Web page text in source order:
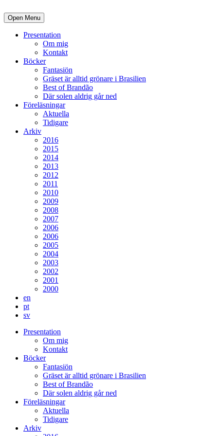
Open Menu
Presentation
Om mig
Kontakt
Böcker
Fantasiön
Gräset är alltid grönare i Brasilien
Best of Brandão
Där solen aldrig går ned
Föreläsningar
Aktuella
Tidigare
Arkiv
2016
2015
2014
2013
2012
2011
2010
2009
2008
2007
2006
2006
2005
2004
2003
2002
2001
2000
en
pt
sv
Presentation
Om mig
Kontakt
Böcker
Fantasiön
Gräset är alltid grönare i Brasilien
Best of Brandão
Där solen aldrig går ned
Föreläsningar
Aktuella
Tidigare
Arkiv